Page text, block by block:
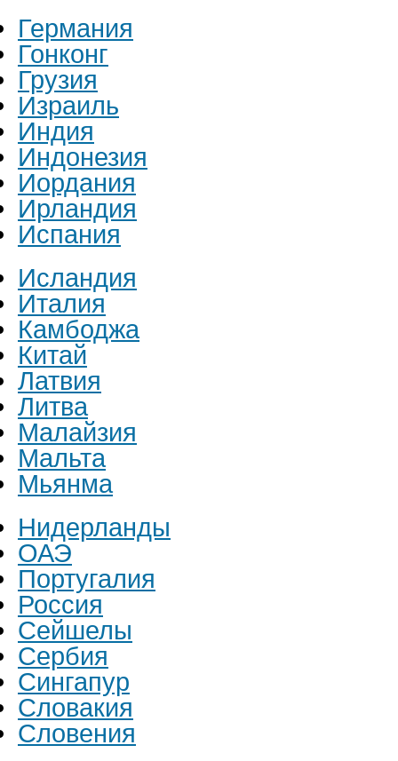
Германия
Гонконг
Грузия
Израиль
Индия
Индонезия
Иордания
Ирландия
Испания
Исландия
Италия
Камбоджа
Китай
Латвия
Литва
Малайзия
Мальта
Мьянма
Нидерланды
ОАЭ
Португалия
Россия
Сейшелы
Сербия
Сингапур
Словакия
Словения